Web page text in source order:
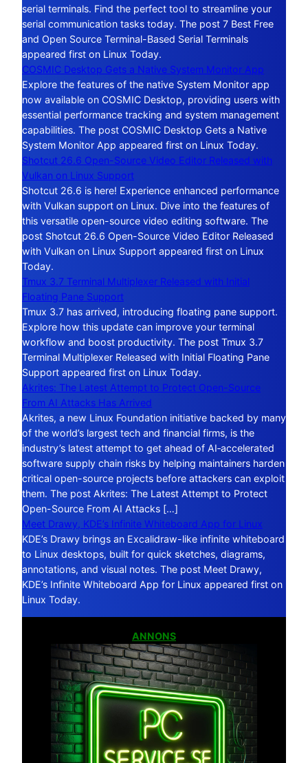
serial terminals. Find the perfect tool to streamline your
serial communication tasks today. The post 7 Best Free
and Open Source Terminal-Based Serial Terminals
appeared first on Linux Today.
COSMIC Desktop Gets a Native System Monitor App
Explore the features of the native System Monitor app
now available on COSMIC Desktop, providing users with
essential performance tracking and system management
capabilities. The post COSMIC Desktop Gets a Native
System Monitor App appeared first on Linux Today.
Shotcut 26.6 Open-Source Video Editor Released with
Vulkan on Linux Support
Shotcut 26.6 is here! Experience enhanced performance
with Vulkan support on Linux. Dive into the features of
this versatile open-source video editing software. The
post Shotcut 26.6 Open-Source Video Editor Released
with Vulkan on Linux Support appeared first on Linux
Today.
Tmux 3.7 Terminal Multiplexer Released with Initial
Floating Pane Support
Tmux 3.7 has arrived, introducing floating pane support.
Explore how this update can improve your terminal
workflow and boost productivity. The post Tmux 3.7
Terminal Multiplexer Released with Initial Floating Pane
Support appeared first on Linux Today.
Akrites: The Latest Attempt to Protect Open-Source
From AI Attacks Has Arrived
Akrites, a new Linux Foundation initiative backed by many
of the world’s largest tech and financial firms, is the
industry’s latest attempt to get ahead of AI‑accelerated
software supply chain risks by helping maintainers harden
critical open-source projects before attackers can exploit
them. The post Akrites: The Latest Attempt to Protect
Open-Source From AI Attacks […]
Meet Drawy, KDE’s Infinite Whiteboard App for Linux
KDE’s Drawy brings an Excalidraw-like infinite whiteboard
to Linux desktops, built for quick sketches, diagrams,
annotations, and visual notes. The post Meet Drawy,
KDE’s Infinite Whiteboard App for Linux appeared first on
Linux Today.
ANNONS